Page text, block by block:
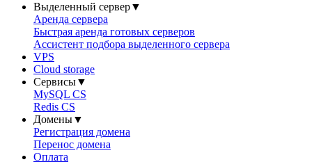
Выделенный сервер▼
Аренда сервера
Быстрая аренда готовых серверов
Ассистент подбора выделенного сервера
VPS
Cloud storage
Сервисы▼
MySQL CS
Redis CS
Домены▼
Регистрация домена
Перенос домена
Оплата